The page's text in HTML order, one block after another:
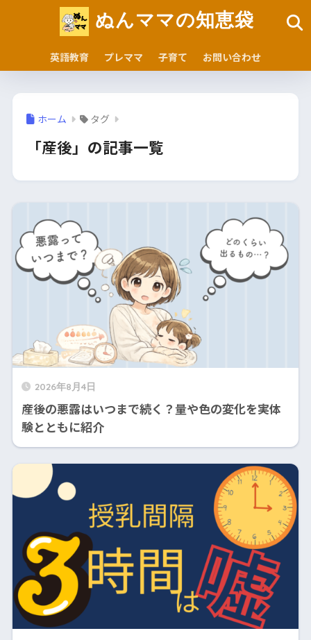
ぬんママの知恵袋
英語教育 プレママ 子育て お問い合わせ
ホーム タグ
「産後」の記事一覧
2026年8月4日
産後の悪露はいつまで続く？量や色の変化を実体
験とともに紹介